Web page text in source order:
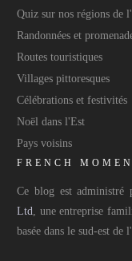
Quiz sur nos régions de
Randonnées et
Routes touristiques
Villages pittoresques
Célébrations et festivités
Noël dans l'Est
Pays voisins
FRENCH
Ce blog est
Ltd, une entreprise
basée dans le sud-est de